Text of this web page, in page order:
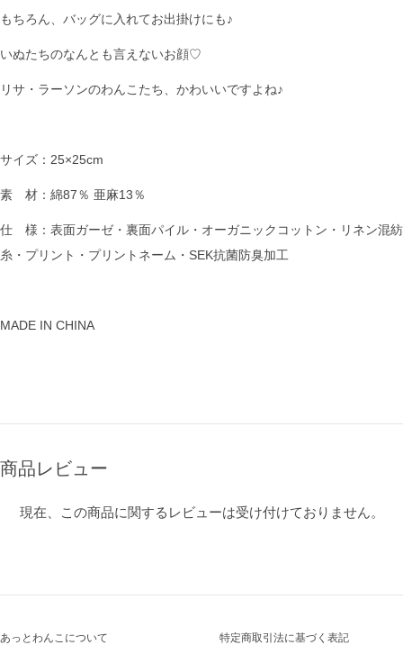
もちろん、バッグに入れてお出掛けにも♪
いぬたちのなんとも言えないお顔♡
リサ・ラーソンのわんこたち、かわいいですよね♪
サイズ：25×25cm
素 材：綿87％ 亜麻13％
仕 様：表面ガーゼ・裏面パイル・オーガニックコットン・リネン混紡
糸・プリント・プリントネーム・SEK抗菌防臭加工
MADE IN CHINA
商品レビュー
現在、この商品に関するレビューは受け付けておりません。
あっとわんこについて 特定商取引法に基づく表記